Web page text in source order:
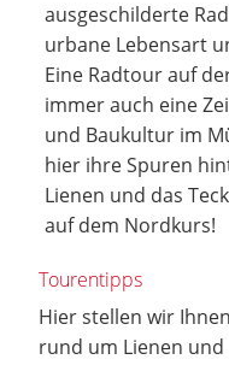
ausgeschilderte
urbane Lebensart
Eine Radtour auf
immer auch eine
und Baukultur im
hier ihre Spuren
Lienen und das
auf dem Nordkurs!
Tourentipps
Hier stellen wir
rund um Lienen